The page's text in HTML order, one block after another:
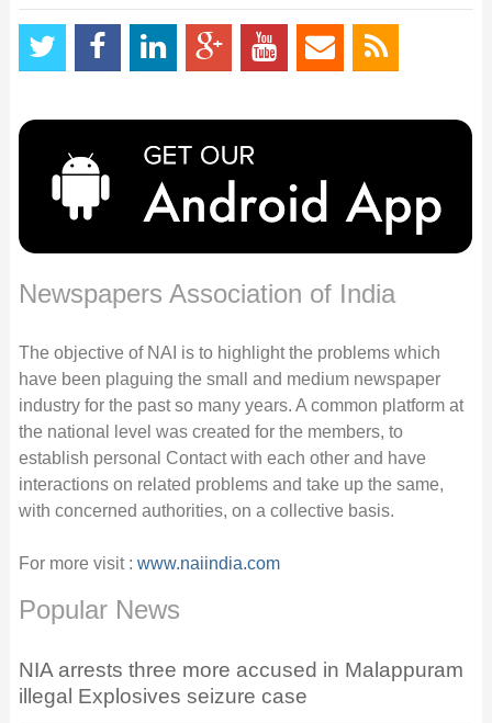
Newspapers Association of India
The objective of NAI is to highlight the problems which
have been plaguing the small and medium newspaper
industry for the past so many years. A common platform at
the national level was created for the members, to
establish personal Contact with each other and have
interactions on related problems and take up the same,
with concerned authorities, on a collective basis.
For more visit : www.naiindia.com
Popular News
NIA arrests three more accused in Malappuram
illegal Explosives seizure case